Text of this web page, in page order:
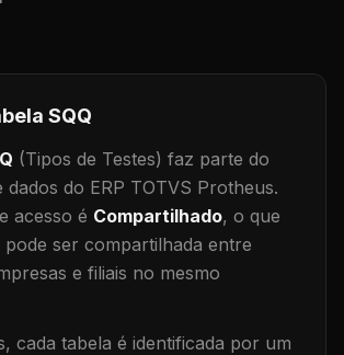
SQQ
(Tipos de Testes) faz parte do
dados do ERP TOTVS Protheus.
acesso é Compartilhado, o que
pode ser compartilhada entre
e filiais no mesmo
cada tabela é identificada por um